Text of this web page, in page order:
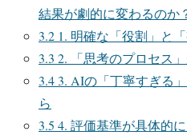
結果が劇的に変わるのか
3.2 1. 明確な「役割」と
3.3 2. 「思考のプロセス
3.43. AIの「丁寧すぎる
ら
3.5 4. 評価基準が具体的